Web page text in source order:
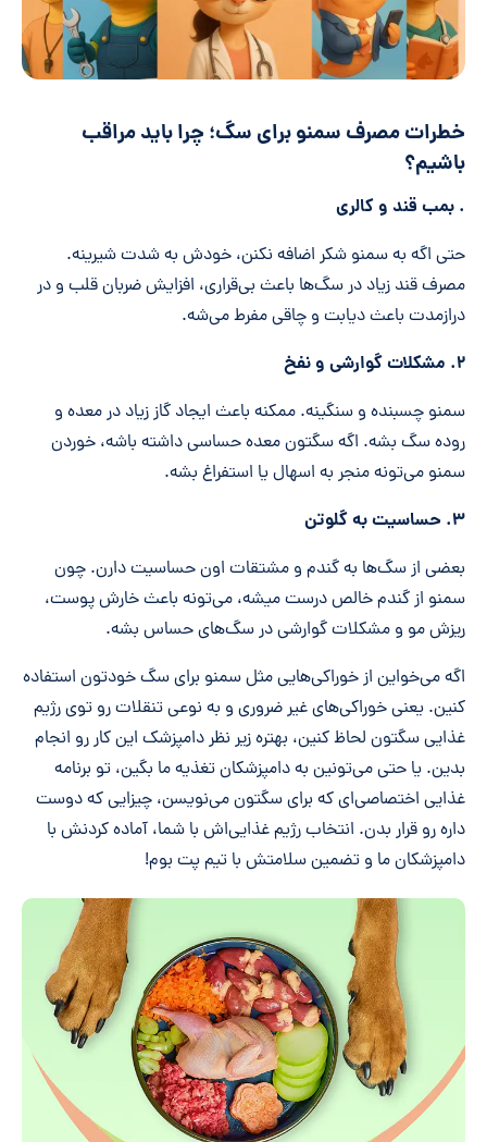
خطرات مصرف سمنو برای سگ؛ چرا باید مراقب
باشیم؟
. بمب قند و کالری
حتی اگه به سمنو شکر اضافه نکنن، خودش به شدت شیرینه.
مصرف قند زیاد در سگ‌ها باعث بی‌قراری، افزایش ضربان قلب و در
درازمدت باعث دیابت و چاقی مفرط می‌شه.
۲. مشکلات گوارشی و نفخ
سمنو چسبنده و سنگینه. ممکنه باعث ایجاد گاز زیاد در معده و
روده سگ بشه. اگه سگتون معده حساسی داشته باشه، خوردن
سمنو می‌تونه منجر به اسهال یا استفراغ بشه.
۳. حساسیت به گلوتن
بعضی از سگ‌ها به گندم و مشتقات اون حساسیت دارن. چون
سمنو از گندم خالص درست میشه، می‌تونه باعث خارش پوست،
ریزش مو و مشکلات گوارشی در سگ‌های حساس بشه.
اگه می‌خواین از خوراکی‌هایی مثل سمنو برای سگ خودتون استفاده
کنین. یعنی خوراکی‌های غیر ضروری و به نوعی تنقلات رو توی رژیم
غذایی سگتون لحاظ کنین، بهتره زیر نظر دامپزشک این کار رو انجام
بدین. یا حتی می‌تونین به دامپزشکان تغذیه ما بگین، تو برنامه
غذایی اختصاصی‌ای که برای سگتون می‌نویسن، چیزایی که دوست
داره رو قرار بدن. انتخاب رژیم غذایی‌اش با شما، آماده کردنش با
دامپزشکان ما و تضمین سلامتش با تیم پت بوم!